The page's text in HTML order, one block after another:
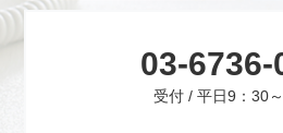
03-6736-
受付 / 平日9：30